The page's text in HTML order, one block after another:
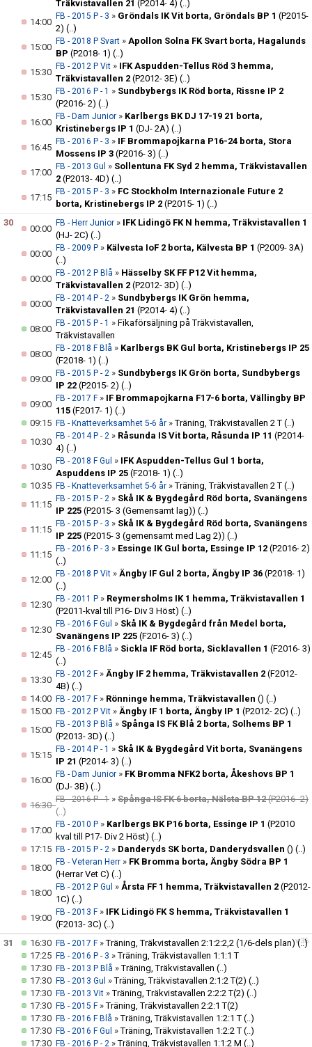
Träkvistavallen 21 (P2014- 4) (..)
14:00
FB - 2015 P - 3 » Gröndals IK Vit borta, Gröndals BP 1 (P2015-
2) (..)
15:00
FB - 2018 P Svart » Apollon Solna FK Svart borta, Hagalunds
BP (P2018- 1) (..)
15:30
FB - 2012 P Vit » IFK Aspudden-Tellus Röd 3 hemma,
Träkvistavallen 2 (P2012- 3E) (..)
15:30
FB - 2016 P - 1 » Sundbybergs IK Röd borta, Rissne IP 2
(P2016- 2) (..)
16:00
FB - Dam Junior » Karlbergs BK DJ 17-19 21 borta,
Kristinebergs IP 1 (DJ- 2A) (..)
16:45
FB - 2016 P - 3 » IF Brommapojkarna P16-24 borta, Stora
Mossens IP 3 (P2016- 3) (..)
17:00
FB - 2013 Gul » Sollentuna FK Syd 2 hemma, Träkvistavallen
2 (P2013- 4D) (..)
17:15
FB - 2015 P - 3 » FC Stockholm Internazionale Future 2
borta, Kristinebergs IP 2 (P2015- 1) (..)
30
00:00
FB - Herr Junior » IFK Lidingö FK N hemma, Träkvistavallen 1
(HJ- 2C) (..)
00:00
FB - 2009 P » Kälvesta IoF 2 borta, Kälvesta BP 1 (P2009- 3A)
(..)
00:00
FB - 2012 P Blå » Hässelby SK FF P12 Vit hemma,
Träkvistavallen 2 (P2012- 3D) (..)
00:00
FB - 2014 P - 2 » Sundbybergs IK Grön hemma,
Träkvistavallen 21 (P2014- 4) (..)
08:00
FB - 2015 P - 1 » Fikaförsäljning på Träkvistavallen,
Träkvistavallen
08:00
FB - 2018 F Blå » Karlbergs BK Gul borta, Kristinebergs IP 25
(F2018- 1) (..)
09:00
FB - 2015 P - 2 » Sundbybergs IK Grön borta, Sundbybergs
IP 22 (P2015- 2) (..)
09:00
FB - 2017 F» IF Brommapojkarna F17-6 borta, Vällingby BP
115 (F2017- 1) (..)
09:15 FB - Knatteverksamhet 5-6 år »Träning, Träkvistavallen 2 T (..)
10:30
FB - 2014 P - 2 » Råsunda IS Vit borta, Råsunda IP 11 (P2014-
4) (..)
10:30
FB - 2018 F Gul » IFK Aspudden-Tellus Gul 1 borta,
Aspuddens IP 25 (F2018- 1) (..)
10:35 FB - Knatteverksamhet 5-6 år »Träning, Träkvistavallen 2 T (..)
11:15
FB - 2015 P - 2 » Skå IK & Bygdegård Röd borta, Svanängens
IP 225 (P2015- 3 (Gemensamt lag)) (..)
11:15
FB - 2015 P - 3 » Skå IK & Bygdegård Röd borta, Svanängens
IP 225 (P2015- 3 (gemensamt med Lag 2)) (..)
11:15
FB - 2016 P - 3 » Essinge IK Gul borta, Essinge IP 12 (P2016- 2)
(..)
12:00
FB - 2018 P Vit » Ängby IF Gul 2 borta, Ängby IP 36 (P2018- 1)
(..)
12:30
FB - 2011 P » Reymersholms IK 1 hemma, Träkvistavallen 1
(P2011-kval till P16- Div 3 Höst) (..)
12:30
FB - 2016 F Gul » Skå IK & Bygdegård från Medel borta,
Svanängens IP 225 (F2016- 3) (..)
12:45
FB - 2016 F Blå » Sickla IF Röd borta, Sicklavallen 1 (F2016- 3)
(..)
13:30
FB - 2012 F» Ängby IF 2 hemma, Träkvistavallen 2 (F2012-
4B) (..)
14:00 FB - 2017 F» Rönninge hemma, Träkvistavallen () (..)
15:00 FB - 2012 P Vit » Ängby IF 1 borta, Ängby IP 1 (P2012- 2C) (..)
15:00
FB - 2013 P Blå » Spånga IS FK Blå 2 borta, Solhems BP 1
(P2013- 3D) (..)
15:15
FB - 2014 P - 1 » Skå IK & Bygdegård Vit borta, Svanängens
IP 21 (P2014- 3) (..)
16:00
FB - Dam Junior » FK Bromma NFK2 borta, Åkeshovs BP 1
(DJ- 3B) (..)
16:30
FB - 2016 P - 1 » Spånga IS FK 6 borta, Nälsta BP 12(P2016- 2)
(..)
17:00
FB - 2010 P » Karlbergs BK P16 borta, Essinge IP 1 (P2010
kval till P17- Div 2 Höst) (..)
17:15 FB - 2015 P - 2 » Danderyds SK borta, Danderydsvallen () (..)
18:00
FB - Veteran Herr » FK Bromma borta, Ängby Södra BP 1
(Herrar Vet C) (..)
18:00
FB - 2012 P Gul » Årsta FF 1 hemma, Träkvistavallen 2 (P2012-
1C) (..)
19:00
FB - 2013 F» IFK Lidingö FK S hemma, Träkvistavallen 1
(F2013- 3C) (..)
v.36
31 16:30 FB - 2017 F»Träning, Träkvistavallen 2:1:2:2,2 (1/6-dels plan) (..)
17:25 FB - 2016 P - 3 »Träning, Träkvistavallen 1:1:1 T
17:30 FB - 2013 P Blå »Träning, Träkvistavallen (..)
17:30 FB - 2013 Gul »Träning, Träkvistavallen 2:1:2 T(2) (..)
17:30 FB - 2013 Vit »Träning, Träkvistavallen 2:2:2 T(2) (..)
17:30 FB - 2015 F»Träning, Träkvistavallen 2:2:1 T(2)
17:30 FB - 2016 F Blå »Träning, Träkvistavallen 1:2:1 T (..)
17:30 FB - 2016 F Gul »Träning, Träkvistavallen 1:2:2 T (..)
17:30 FB - 2016 P - 2 »Träning, Träkvistavallen 1:1:2 M (..)